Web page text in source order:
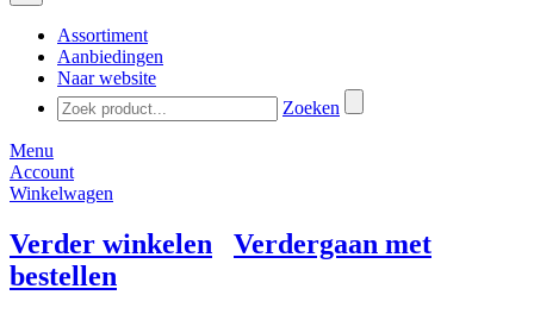
Assortiment
Aanbiedingen
Naar website
Zoeken
Menu
Account
Winkelwagen
Verder winkelen
Verdergaan met
bestellen